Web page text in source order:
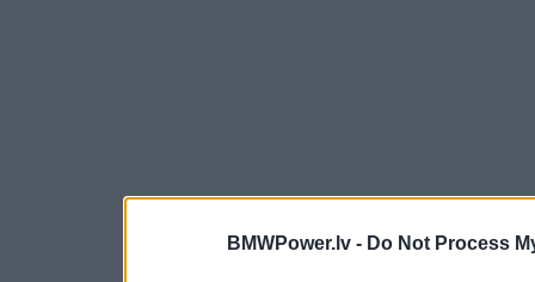
BMWPower.lv - Do Not Process